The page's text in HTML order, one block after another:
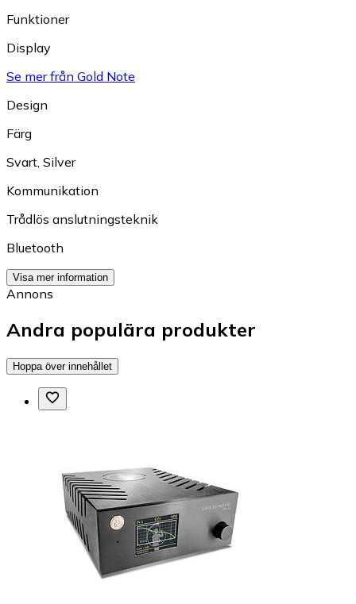
Funktioner
Display
Se mer från Gold Note
Design
Färg
Svart, Silver
Kommunikation
Trådlös anslutningsteknik
Bluetooth
Visa mer information
Annons
Andra populära produkter
Hoppa över innehållet